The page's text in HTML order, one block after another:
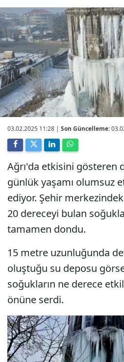
03.02.2025 11:28 | Son Güncelleme:
Ağrı'da etkisini gösteren
günlük yaşamı olumsuz
ediyor. Şehir
20 dereceyi bulan
tamamen dondu.
15 metre uzunluğunda
oluştuğu su deposu
soğukların ne derece
önüne serdi.